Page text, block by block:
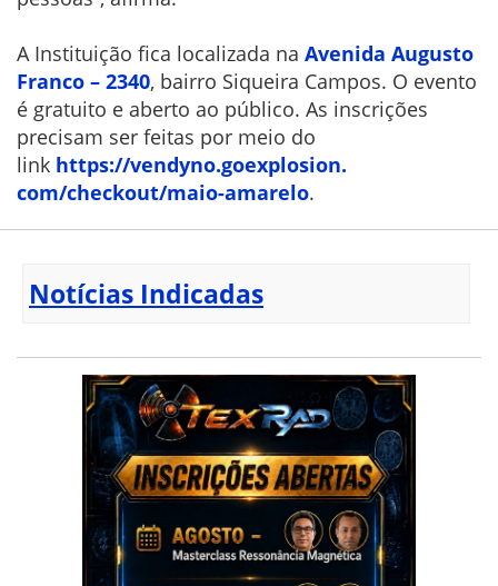
A Instituição fica localizada na Avenida Augusto
Franco – 2340, bairro Siqueira Campos. O evento
é gratuito e aberto ao público. As inscrições
precisam ser feitas por meio do
link https://vendyno.goexplosion.
com/checkout/maio-amarelo.
Notícias Indicadas